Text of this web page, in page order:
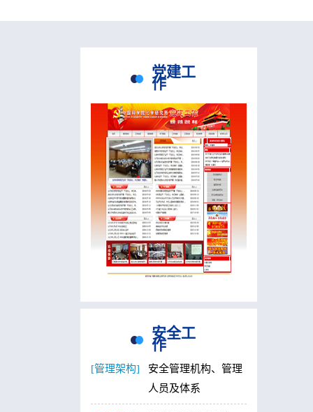
党建工
作
安全工
作
[管理架构]
安全管理机构、管理
人员及体系